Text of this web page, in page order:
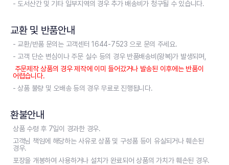
- 도서산간 및 기타 일부지역의 경우 추가 배송비가 청구될 수 있습니다.
교환 및 반품안내
- 교환/반품 문의는 고객센터 1644-7523 으로 문의 주세요.
- 고객 단순 변심이나 주문 실수 등의 경우 반품배송비(왕복)가 발생되며,
주문제작 상품의 경우 제작에 이미 들어갔거나 발송된 이후에는 반품이
어렵습니다.
- 상품 불량 및 오배송 등의 경우 무료로 진행됩니다.
환불안내
상품 수령 후 7일이 경과한 경우.
고객님 책임에 해당하는 사유로 상품 및 구성품 등이 유실되거나 훼손된
경우.
포장을 개봉하여 사용하거나 설치가 완료되어 상품의 가치가 훼손된 경우.